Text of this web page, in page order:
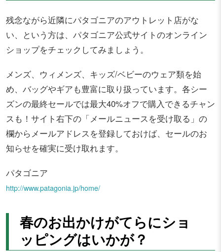
残念ながら近隣にパタゴニアのアウトレット店がな
い、という方は、パタゴニア公式サイトのオンライン
ショップをチェックしてみましょう。
メンズ、ウィメンズ、キッズ/ベビーのウェア類を始
め、バッグやギアも豊富に取り扱っています。各シー
ズンの最終セールでは最大40%オフで購入できるチャン
スも！サイト右下の「メールニュースを受け取る」の
欄からメールアドレスを登録しておけば、セールのお
知らせを確実に受け取れます。
パタゴニア
http://www.patagonia.jp/home/
春のお出かけがてらにショ
ッピングはいかが？